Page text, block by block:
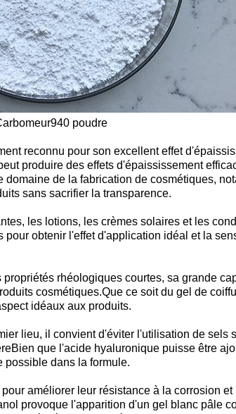
940 poudre
reconnu pour son excellent effet
produire des effets d'épaississement
de la fabrication de cosmétiques,
sans sacrifier la transparence.
les lotions, les crèmes solaires et les
pour obtenir l'effet d'application idéal et la
propriétés rhéologiques courtes, sa grande
cosmétiques.Que ce soit du gel de
idéaux aux produits.
lieu, il convient d'éviter l'utilisation de sels
que l'acide hyaluronique puisse être
possible dans la formule.
améliorer leur résistance à la corrosion
provoque l'apparition d'un gel blanc pâle